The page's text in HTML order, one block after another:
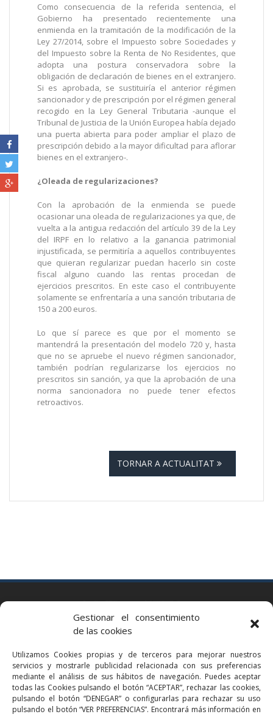
Gestionar el consentimiento
de las cookies
Utilizamos Cookies propias y de terceros para mejorar nuestros
servicios y mostrarle publicidad relacionada con sus preferencias
mediante el análisis de sus hábitos de navegación. Puedes aceptar
todas las Cookies pulsando el botón “ACEPTAR”, rechazar las cookies,
pulsando el botón “DENEGAR” o configurarlas para rechazar su uso
pulsando el botón “VER PREFERENCIAS”. Encontrará más información en
Como consecuencia de la referida sentencia, el
Gobierno ha presentado recientemente una
enmienda en la tramitación de la modificación de la
Ley 27/2014, sobre el Impuesto sobre Sociedades y
del Impuesto sobre la Renta de No Residentes, que
adopta una postura conservadora sobre la
obligación de declaración de bienes en el extranjero.
Si es aprobada, se sustituiría el anterior régimen
sancionador y de prescripción por el régimen general
recogido en la Ley General Tributaria -aunque el
Tribunal de Justicia de la Unión Europea había dejado
una puerta abierta para poder ampliar el plazo de
prescripción debido a la mayor dificultad para aflorar
bienes en el extranjero-.
¿Oleada de regularizaciones?
Con la aprobación de la enmienda se puede
ocasionar una oleada de regularizaciones ya que, de
vuelta a la antigua redacción del artículo 39 de la Ley
del IRPF en lo relativo a la ganancia patrimonial
injustificada, se permitiría a aquellos contribuyentes
que quieran regularizar puedan hacerlo sin coste
fiscal alguno cuando las rentas procedan de
ejercicios prescritos. En este caso el contribuyente
solamente se enfrentaría a una sanción tributaria de
150 a 200 euros.
Lo que sí parece es que por el momento se
mantendrá la presentación del modelo 720 y, hasta
que no se apruebe el nuevo régimen sancionador,
también podrían regularizarse los ejercicios no
prescritos sin sanción, ya que la aprobación de una
norma sancionadora no puede tener efectos
retroactivos.
TORNAR A ACTUALITAT
Via Augusta 2 bis, 3º, 08006 Barcelona
bcn@bellavistalegal.eu
GRANOLLERS
C/ Sant Jaume, 16 1r, 08401 Granollers (Bcn)
+34 93 860 39 60